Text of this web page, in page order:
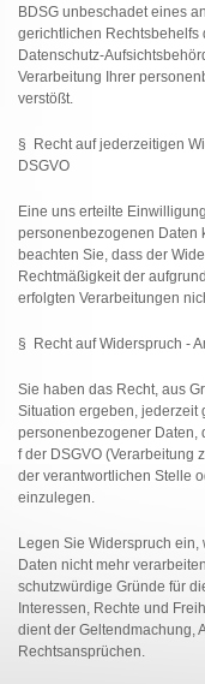
BDSG unbeschadet eines
gerichtlichen Rechtsbehelfs
Datenschutz-
Verarbeitung Ihrer
verstößt.
§ Recht auf jederzeitigen
DSGVO
Eine uns erteilte
personenbezogenen Daten
beachten Sie, dass der
Rechtmäßigkeit der
erfolgten Verarbeitungen
§ Recht auf Widerspruch -
Sie haben das Recht, aus
Situation ergeben, jederzeit
personenbezogener Daten,
f der DSGVO (Verarbeitung
der verantwortlichen Stelle
einzulegen.
Legen Sie Widerspruch
Daten nicht mehr
schutzwürdige Gründe für
Interessen, Rechte und
dient der Geltendmachung,
Rechtsansprüchen.